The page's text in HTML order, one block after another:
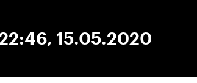
15.05.2020